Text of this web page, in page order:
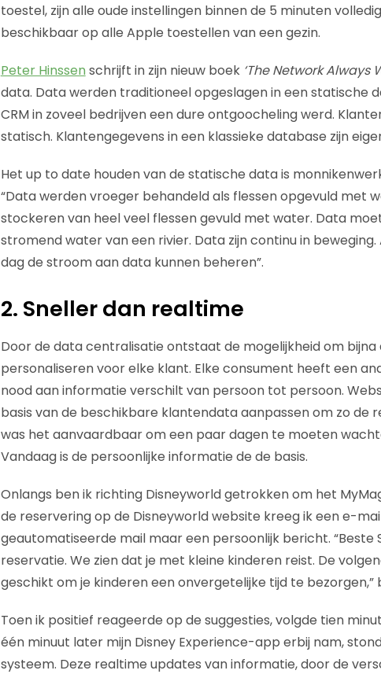
toestel, zijn alle oude instellingen binnen de 5 minuten
beschikbaar op alle Apple toestellen van een gezin.
Peter Hinssen schrijft in zijn nieuw boek ‘The Network Always
data. Data werden traditioneel opgeslagen in een statische
CRM in zoveel bedrijven een dure ontgoocheling werd.
statisch. Klantengegevens in een klassieke database zijn
Het up to date houden van de statische data is
“Data werden vroeger behandeld als flessen opgevuld met
stockeren van heel veel flessen gevuld met water. Data
stromend water van een rivier. Data zijn continu in
dag de stroom aan data kunnen beheren”.
2. Sneller dan realtime
Door de data centralisatie ontstaat de mogelijkheid om
personaliseren voor elke klant. Elke consument heeft een
nood aan informatie verschilt van persoon tot persoon.
basis van de beschikbare klantendata aanpassen om zo de
was het aanvaardbaar om een paar dagen te moeten
Vandaag is de persoonlijke informatie de de basis.
Onlangs ben ik richting Disneyworld getrokken om het
de reservering op de Disneyworld website kreeg ik een e-
geautomatiseerde mail maar een persoonlijk bericht. “Beste
reservatie. We zien dat je met kleine kinderen reist. De
geschikt om je kinderen een onvergetelijke tijd te bezorgen,”
Toen ik positief reageerde op de suggesties, volgde tien
één minuut later mijn Disney Experience-app erbij nam,
systeem. Deze realtime updates van informatie, door de